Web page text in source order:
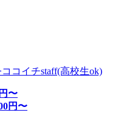
コイチstaff(高校生ok)
円〜
円〜